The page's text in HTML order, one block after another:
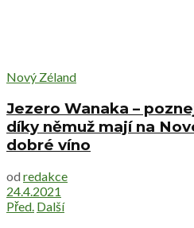
Nový Zéland
Jezero Wanaka –
díky němuž mají na
dobré víno
od redakce
24.4.2021
Před. Další